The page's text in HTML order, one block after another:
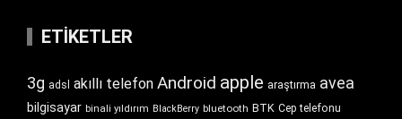
ETIKETLER
3g adsl akıllı telefon Android apple araştırma avea
bilgisayar binali yıldırım BlackBerry bluetooth BTK Cep telefonu